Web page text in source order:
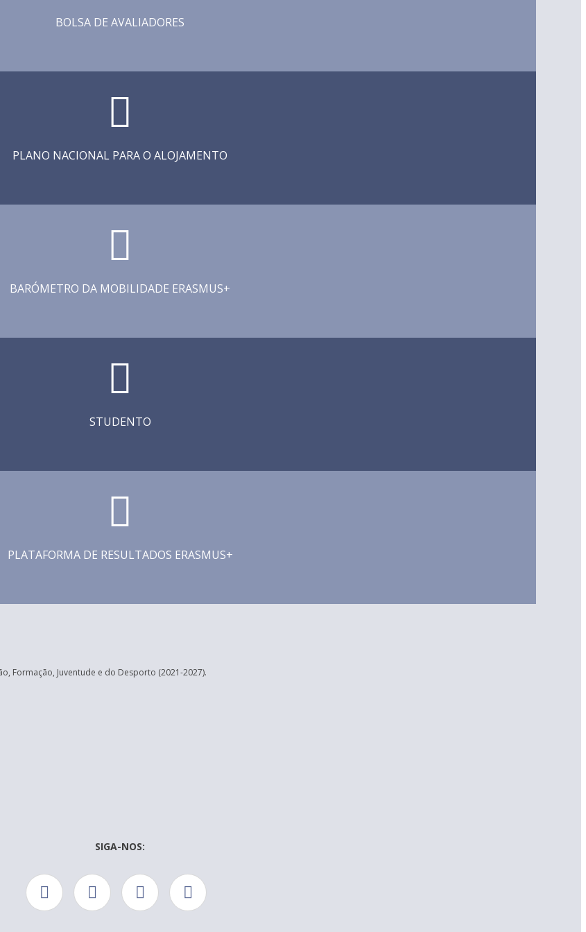
BOLSA DE AVALIADORES
PLANO NACIONAL PARA O ALOJAMENTO
BARÓMETRO DA MOBILIDADE ERASMUS+
STUDENTO
PLATAFORMA DE RESULTADOS ERASMUS+
Formação, Juventude e do Desporto (2021-2027).
SIGA-NOS: